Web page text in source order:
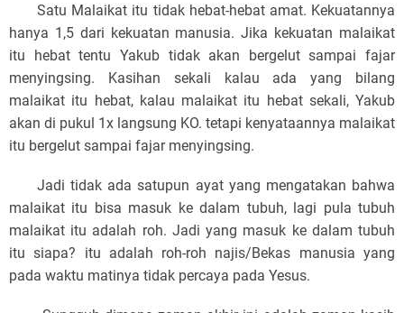
Satu Malaikat itu tidak hebat-hebat amat. Kekuatannya
hanya 1,5 dari kekuatan manusia. Jika kekuatan malaikat
itu hebat tentu Yakub tidak akan bergelut sampai fajar
menyingsing. Kasihan sekali kalau ada yang bilang
malaikat itu hebat, kalau malaikat itu hebat sekali, Yakub
akan di pukul 1x langsung KO. tetapi kenyataannya malaikat
itu bergelut sampai fajar menyingsing.
Jadi tidak ada satupun ayat yang mengatakan bahwa
malaikat itu bisa masuk ke dalam tubuh, lagi pula tubuh
malaikat itu adalah roh. Jadi yang masuk ke dalam tubuh
itu siapa? itu adalah roh-roh najis/Bekas manusia yang
pada waktu matinya tidak percaya pada Yesus.